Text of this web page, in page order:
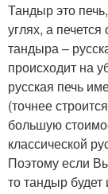
Тандыр это
углях, а
тандыра –
происходит на
русская печь
(точнее
большую
классической
Поэтому если
то тандыр